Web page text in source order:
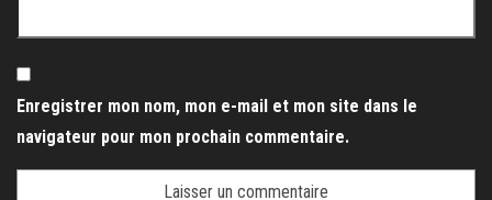
Enregistrer mon nom, mon e-mail et mon site dans le
navigateur pour mon prochain commentaire.